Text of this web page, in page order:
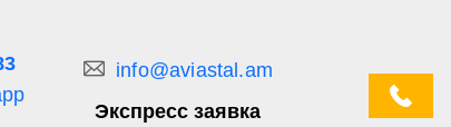
info@aviastal.am
Экспресс заявка